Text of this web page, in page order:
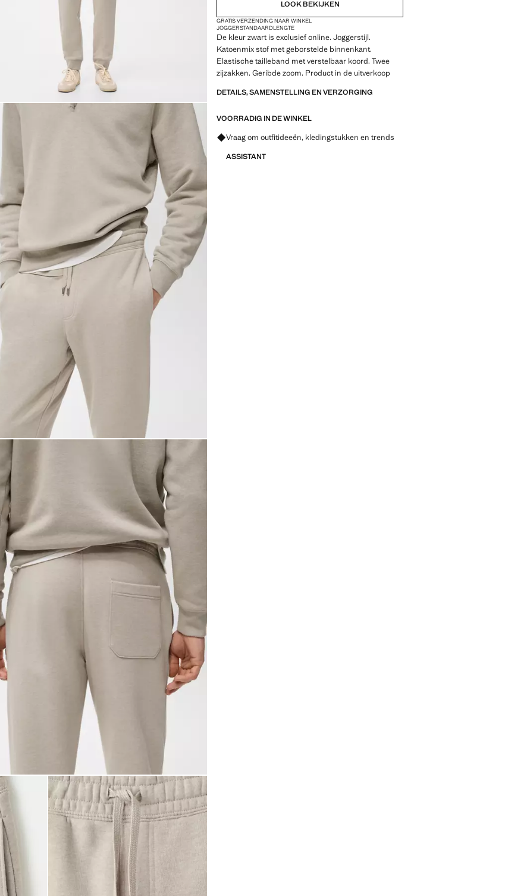
LOOK BEKIJKEN
GRATIS VERZENDING NAAR WINKEL
JOGGERSTANDAARDLENGTE
De kleur zwart is exclusief online. Joggerstijl.
Katoenmix stof met geborstelde binnenkant.
Elastische tailleband met verstelbaar koord. Twee
zijzakken. Geribde zoom. Product in de uitverkoop
DETAILS, SAMENSTELLING EN VERZORGING
VOORRADIG IN DE WINKEL
Vraag om outfitideeën, kledingstukken en trends
ASSISTANT